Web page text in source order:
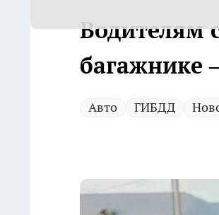
Водителям
багажнике
Авто ГИБДД